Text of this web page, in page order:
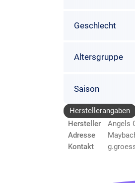
Geschlecht
Altersgruppe
Saison
Herstellerangaben
Hersteller
Angels
Adresse
Kontakt